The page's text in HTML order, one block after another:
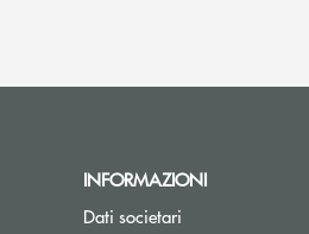
INFORMAZIONI
Dati societari